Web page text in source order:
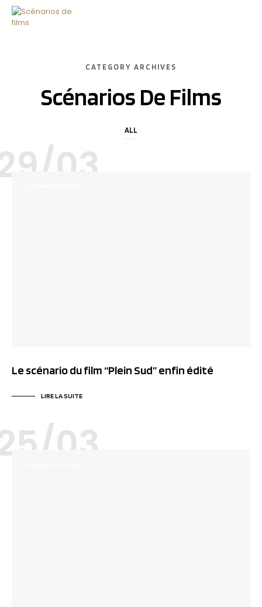
CATEGORY ARCHIVES
Scénarios De Films
ALL
03
Le scénario du film “Plein Sud” enfin édité
LIRE LA SUITE
03